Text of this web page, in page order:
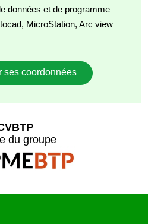
données et de programme
MicroStation, Arc view
ses coordonnées
du groupe